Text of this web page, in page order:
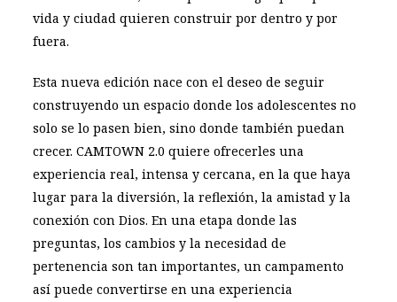
vida y ciudad quieren construir por dentro y por
fuera.
Esta nueva edición nace con el deseo de seguir
construyendo un espacio donde los adolescentes no
solo se lo pasen bien, sino donde también puedan
crecer. CAMTOWN 2.0 quiere ofrecerles una
experiencia real, intensa y cercana, en la que haya
lugar para la diversión, la reflexión, la amistad y la
conexión con Dios. En una etapa donde las
preguntas, los cambios y la necesidad de
pertenencia son tan importantes, un campamento
así puede convertirse en una experiencia